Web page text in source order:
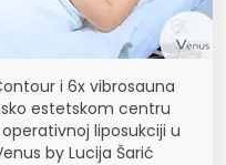
i 6x vibrosauna
estetskom centru
operativnoj liposukciji u
by Lucija Šarić